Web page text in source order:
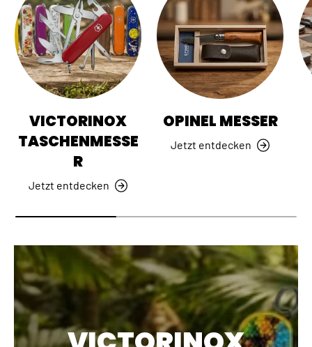
VICTORINOX
TASCHENMESSE
R
Jetzt entdecken
OPINEL MESSER
Jetzt entdecken